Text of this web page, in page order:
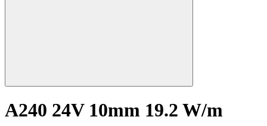
A240 24V 10mm 19.2 W/m